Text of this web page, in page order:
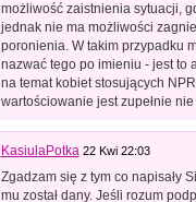
możliwość zaistnienia sytuacji,
jednak nie ma możliwości
poronienia. W takim przypadku
nazwać tego po imieniu - jest to
na temat kobiet stosujących
wartościowanie jest zupełnie
KasiulaPotka 22 Kwi 22:03
Zgadzam się z tym co napisały
mu został dany. Jeśli rozum